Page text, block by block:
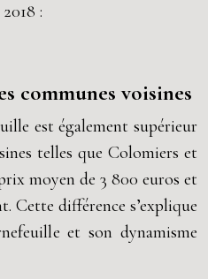
:
communes voisines
est également supérieur
telles que Colomiers et
moyen de 3 800 euros et
Cette différence s’explique
et son dynamisme